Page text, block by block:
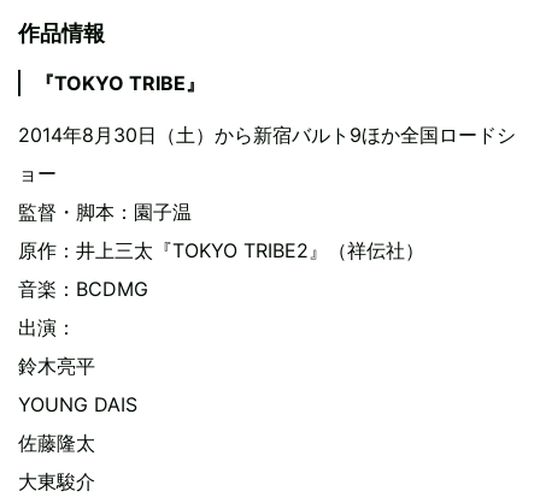
作品情報
『TOKYO TRIBE』
2014年8月30日（土）から新宿バルト9ほか全国ロードシ
ョー
監督・脚本：園子温
原作：井上三太『TOKYO TRIBE2』（祥伝社）
音楽：BCDMG
出演：
鈴木亮平
YOUNG DAIS
佐藤隆太
大東駿介